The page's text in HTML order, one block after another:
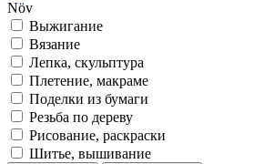
Növ
Выжигание
Вязание
Лепка, скульптура
Плетение, макраме
Поделки из бумаги
Резьба по дереву
Рисование, раскраски
Шитье, вышивание